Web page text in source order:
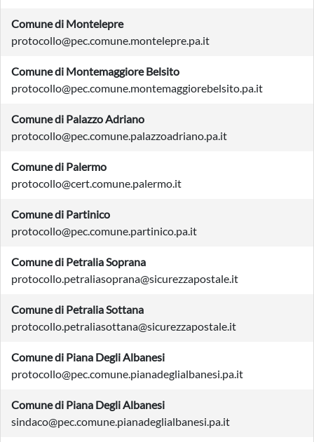
Comune di Montelepre
protocollo@pec.comune.montelepre.pa.it
Comune di Montemaggiore Belsito
protocollo@pec.comune.montemaggiorebelsito.pa.it
Comune di Palazzo Adriano
protocollo@pec.comune.palazzoadriano.pa.it
Comune di Palermo
protocollo@cert.comune.palermo.it
Comune di Partinico
protocollo@pec.comune.partinico.pa.it
Comune di Petralia Soprana
protocollo.petraliasoprana@sicurezzapostale.it
Comune di Petralia Sottana
protocollo.petraliasottana@sicurezzapostale.it
Comune di Piana Degli Albanesi
protocollo@pec.comune.pianadeglialbanesi.pa.it
Comune di Piana Degli Albanesi
sindaco@pec.comune.pianadeglialbanesi.pa.it